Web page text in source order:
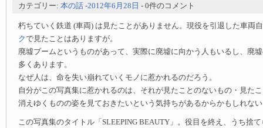
カテゴリー: 本の話 -2012年6月28日 - 0件のコメント
朽ちていく鉄道 (車両) は見たことがありません。現役を引退した車両
クで見たことはありますが。
廃墟ブームというものがあって、実際に廃墟に向かう人もいるし、廃
多くあります。
なぜ人は、命を失い崩れていくモノに惹かれるのだろう。
自分がこの写真集に惹かれるのは、それが見たことのないもの・見た
消えゆくものの姿を見ておきたいという気持ちがあるからかもしれな
この写真集のタイトル「SLEEPING BEAUTY」。役目を終え、うち捨